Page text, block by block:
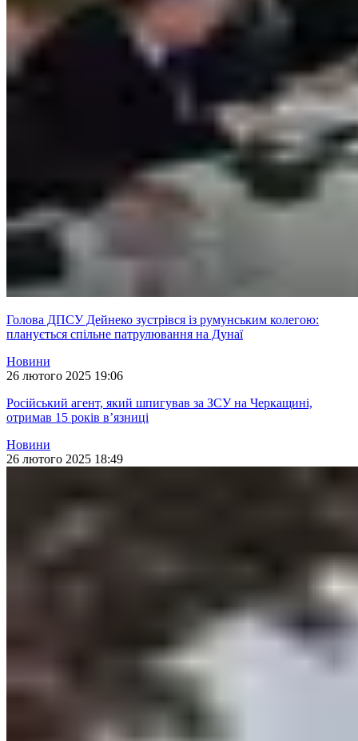
Голова ДПСУ Дейнеко зустрівся із румунським колегою:
планується спільне патрулювання на Дунаї
Новини
26 лютого 2025 19:06
Російський агент, який шпигував за ЗСУ на Черкащині,
отримав 15 років вʼязниці
Новини
26 лютого 2025 18:49